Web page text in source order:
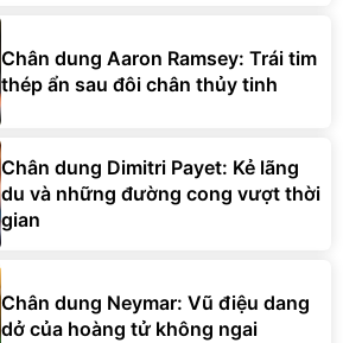
Chân dung Aaron Ramsey: Trái tim
thép ẩn sau đôi chân thủy tinh
Chân dung Dimitri Payet: Kẻ lãng
du và những đường cong vượt thời
gian
Chân dung Neymar: Vũ điệu dang
dở của hoàng tử không ngai